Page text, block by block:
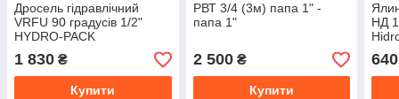
Дросель гідравлічний
VRFU 90 градусів 1/2"
HYDRO-PACK
1 830 ₴
Купити
РВТ 3/4 (3м) папа 1" -
папа 1"
2 500₴
Купити
НД
640